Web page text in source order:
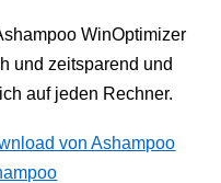
WinOptimizer
und zeitsparend und
auf jeden Rechner.
von Ashampoo